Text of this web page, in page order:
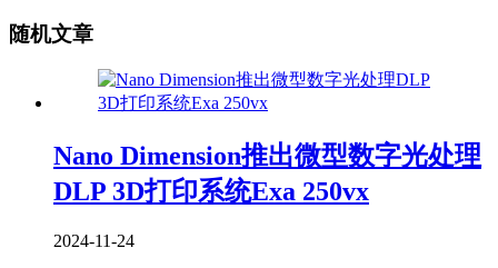
随机文章
Nano Dimension推出微型数字光处理
DLP 3D打印系统Exa 250vx
2024-11-24